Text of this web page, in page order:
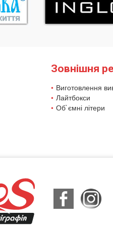
Зовнішня
Виготовлення
Лайтбокси
Об`ємні літери